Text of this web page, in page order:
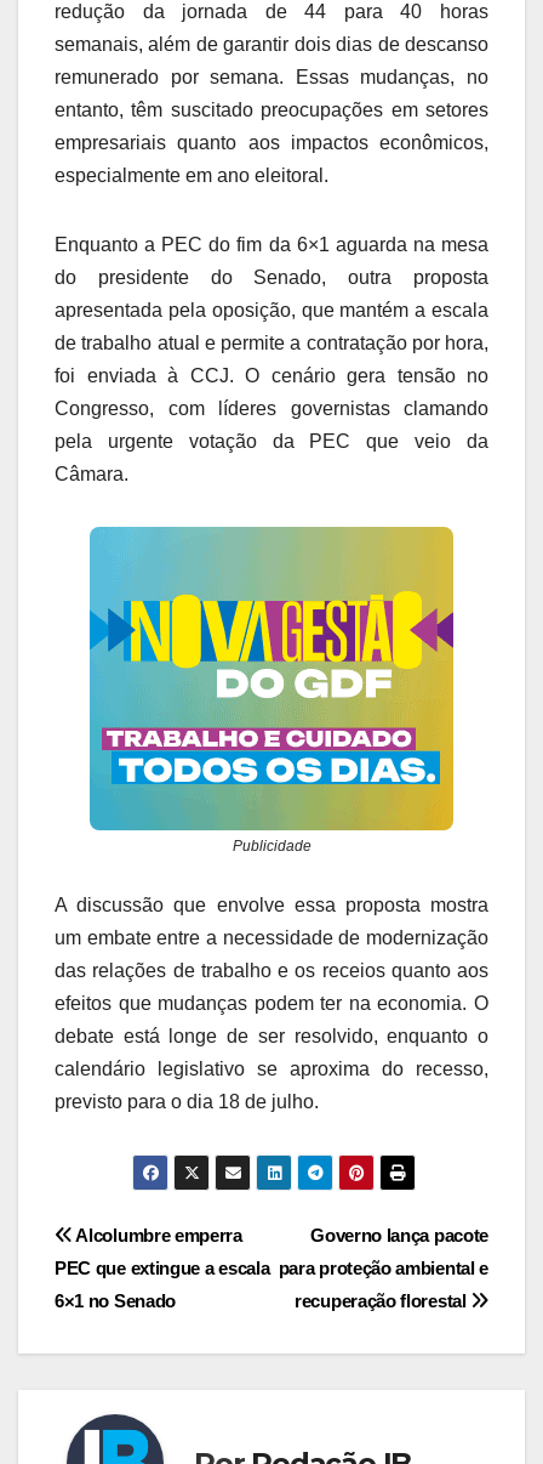
redução da jornada de 44 para 40 horas
semanais, além de garantir dois dias de descanso
remunerado por semana. Essas mudanças, no
entanto, têm suscitado preocupações em setores
empresariais quanto aos impactos econômicos,
especialmente em ano eleitoral.
Enquanto a PEC do fim da 6×1 aguarda na mesa
do presidente do Senado, outra proposta
apresentada pela oposição, que mantém a escala
de trabalho atual e permite a contratação por hora,
foi enviada à CCJ. O cenário gera tensão no
Congresso, com líderes governistas clamando
pela urgente votação da PEC que veio da
Câmara.
Publicidade
A discussão que envolve essa proposta mostra
um embate entre a necessidade de modernização
das relações de trabalho e os receios quanto aos
efeitos que mudanças podem ter na economia. O
debate está longe de ser resolvido, enquanto o
calendário legislativo se aproxima do recesso,
previsto para o dia 18 de julho.
Navegação
de
Post
Governo lança pacote
para proteção ambiental e
recuperação florestal
Alcolumbre emperra
PEC que extingue a escala
6×1 no Senado